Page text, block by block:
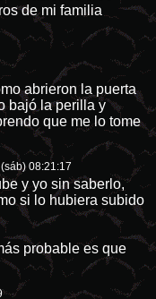
de mi familia
abrieron la puerta
bajó la perilla y
que me lo tome
08:21:17
y yo sin saberlo,
si lo hubiera subido
probable es que